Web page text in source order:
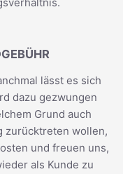
lässt es sich
dazu gezwungen
Grund auch
zurücktreten wollen,
und freuen uns,
als Kunde zu